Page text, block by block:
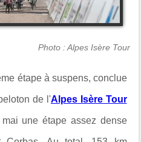
Photo : Alpes Isère Tour
étape à suspens, conclue
de l'Alpes Isère Tour
une étape assez dense